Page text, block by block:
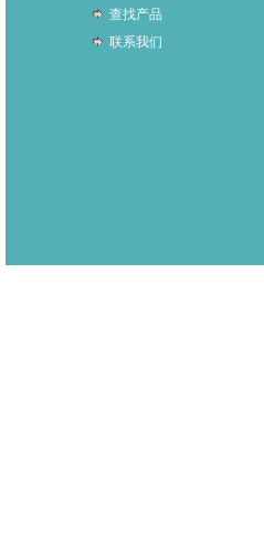
查找产品
联系我们